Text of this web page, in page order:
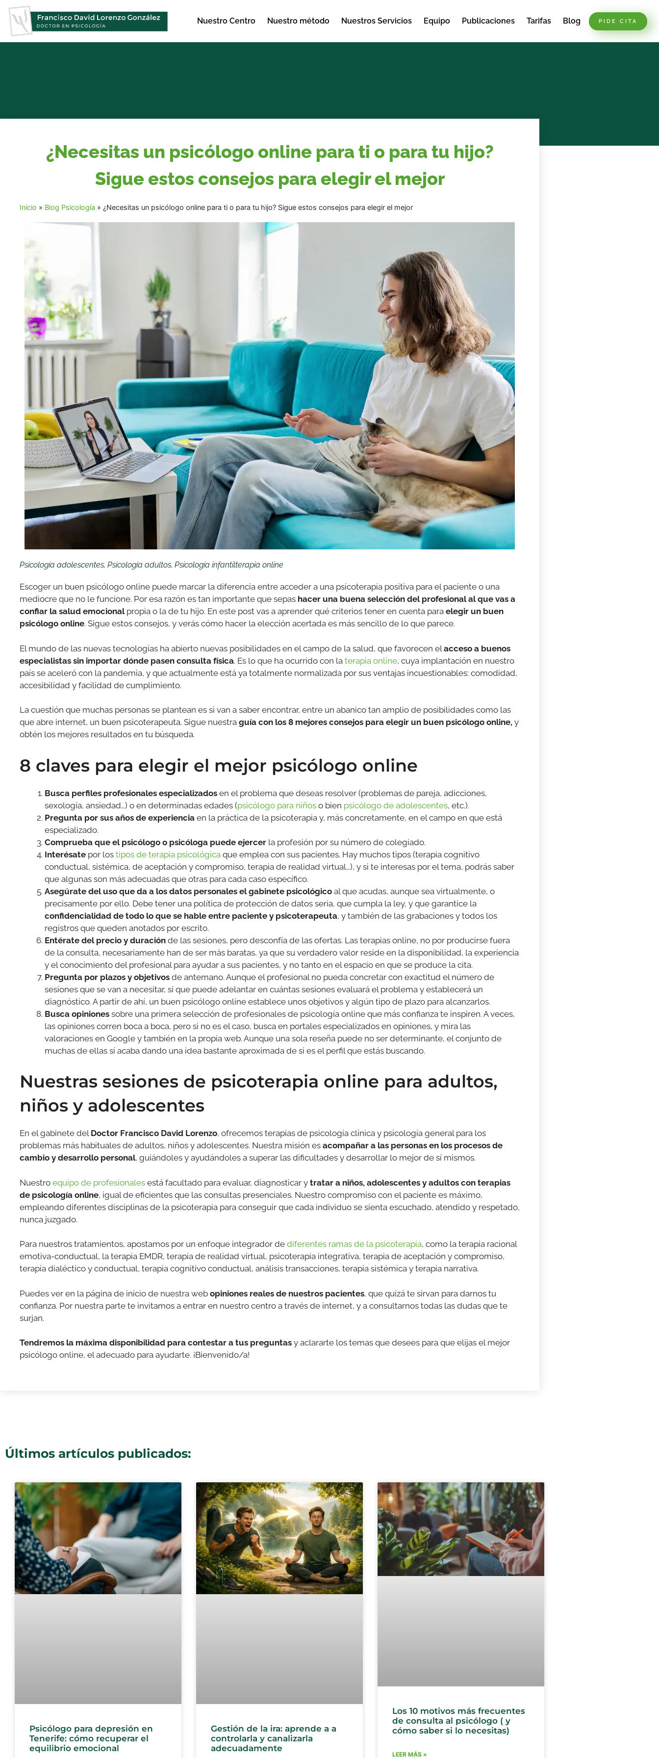
Nuestro Centro Nuestro método Nuestros Servicios Equipo Publicaciones Tarifas Blog PIDE CITA
¿Necesitas un psicólogo online para ti o para tu hijo?
Sigue estos consejos para elegir el mejor
Inicio » Blog Psicología » ¿Necesitas un psicólogo online para ti o para tu hijo? Sigue estos consejos para elegir el mejor
Psicología adolescentes, Psicología adultos, Psicología infantilterapia online
Escoger un buen psicólogo online puede marcar la diferencia entre acceder a una psicoterapia positiva para el paciente o una
mediocre que no le funcione. Por esa razón es tan importante que sepas hacer una buena selección del profesional al que vas a
confiar la salud emocionalpropia o la de tu hijo. En este post vas a aprender qué criterios tener en cuenta para elegir un buen
psicólogo online. Sigue estos consejos, y verás cómo hacer la elección acertada es más sencillo de lo que parece.
El mundo de las nuevas tecnologías ha abierto nuevas posibilidades en el campo de la salud, que favorecen el acceso a buenos
especialistas sin importar dónde pasen consulta física. Es lo que ha ocurrido con la terapia online, cuya implantación en nuestro
país se aceleró con la pandemia, y que actualmente está ya totalmente normalizada por sus ventajas incuestionables: comodidad,
accesibilidad y facilidad de cumplimiento.
La cuestión que muchas personas se plantean es si van a saber encontrar, entre un abanico tan amplio de posibilidades como las
que abre internet, un buen psicoterapeuta. Sigue nuestra guía con los 8 mejores consejos para elegir un buen psicólogo online, y
obtén los mejores resultados en tu búsqueda.
8 claves para elegir el mejor psicólogo online
Busca perfiles profesionales especializados en el problema que deseas resolver (problemas de pareja, adicciones,
sexología, ansiedad…) o en determinadas edades (psicólogo para niños o bien psicólogo de adolescentes, etc.).
Pregunta por sus años de experiencia en la práctica de la psicoterapia y, más concretamente, en el campo en que está
especializado.
Comprueba que el psicólogo o psicóloga puede ejercer la profesión por su número de colegiado.
Interésate por los tipos de terapia psicológica que emplea con sus pacientes. Hay muchos tipos (terapia cognitivo
conductual, sistémica, de aceptación y compromiso, terapia de realidad virtual…), y si te interesas por el tema, podrás saber
que algunas son más adecuadas que otras para cada caso específico.
Asegúrate del uso que da a los datos personales el gabinete psicológico al que acudas, aunque sea virtualmente, o
precisamente por ello. Debe tener una política de protección de datos seria, que cumpla la ley, y que garantice la
confidencialidad de todo lo que se hable entre paciente y psicoterapeuta, y también de las grabaciones y todos los
registros que queden anotados por escrito.
Entérate del precio y duración de las sesiones, pero desconfía de las ofertas. Las terapias online, no por producirse fuera
de la consulta, necesariamente han de ser más baratas, ya que su verdadero valor reside en la disponibilidad, la experiencia
y el conocimiento del profesional para ayudar a sus pacientes, y no tanto en el espacio en que se produce la cita.
Pregunta por plazos y objetivos de antemano. Aunque el profesional no pueda concretar con exactitud el número de
sesiones que se van a necesitar, sí que puede adelantar en cuántas sesiones evaluará el problema y establecerá un
diagnóstico. A partir de ahí, un buen psicólogo online establece unos objetivos y algún tipo de plazo para alcanzarlos.
Busca opiniones sobre una primera selección de profesionales de psicología online que más confianza te inspiren. A veces,
las opiniones corren boca a boca, pero si no es el caso, busca en portales especializados en opiniones, y mira las
valoraciones en Google y también en la propia web. Aunque una sola reseña puede no ser determinante, el conjunto de
muchas de ellas sí acaba dando una idea bastante aproximada de si es el perfil que estás buscando.
Nuestras sesiones de psicoterapia online para adultos,
niños y adolescentes
En el gabinete del Doctor Francisco David Lorenzo, ofrecemos terapias de psicología clínica y psicología general para los
problemas más habituales de adultos, niños y adolescentes. Nuestra misión es acompañar a las personas en los procesos de
cambio y desarrollo personal, guiándoles y ayudándoles a superar las dificultades y desarrollar lo mejor de sí mismos.
Nuestro equipo de profesionales está facultado para evaluar, diagnosticar y tratar a niños, adolescentes y adultos con terapias
de psicología online, igual de eficientes que las consultas presenciales. Nuestro compromiso con el paciente es máximo,
empleando diferentes disciplinas de la psicoterapia para conseguir que cada individuo se sienta escuchado, atendido y respetado,
nunca juzgado.
Para nuestros tratamientos, apostamos por un enfoque integrador de diferentes ramas de la psicoterapia, como la terapia racional
emotiva-conductual, la terapia EMDR, terapia de realidad virtual, psicoterapia integrativa, terapia de aceptación y compromiso,
terapia dialéctico y conductual, terapia cognitivo conductual, análisis transacciones, terapia sistémica y terapia narrativa.
Puedes ver en la página de inicio de nuestra web opiniones reales de nuestros pacientes, que quizá te sirvan para darnos tu
confianza. Por nuestra parte te invitamos a entrar en nuestro centro a través de internet, y a consultarnos todas las dudas que te
surjan.
Tendremos la máxima disponibilidad para contestar a tus preguntas y aclararte los temas que desees para que elijas el mejor
psicólogo online, el adecuado para ayudarte. ¡Bienvenido/a!
Últimos artículos publicados:
Psicólogo para depresión en
Tenerife: cómo recuperar el
equilibrio emocional
Gestión de la ira: aprende a a
controlarla y canalizarla
adecuadamente
Los 10 motivos más frecuentes
de consulta al psicólogo ( y
cómo saber si lo necesitas)
LEER MÁS »